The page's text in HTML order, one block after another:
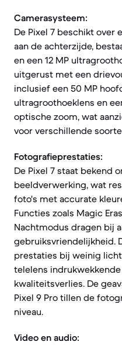
Camerasysteem:
De Pixel 7 beschikt over
aan de achterzijde,
en een 12 MP
uitgerust met een
inclusief een 50 MP
ultragroothoeklens en
optische zoom, wat
voor verschillende
Fotografieprestaties:
De Pixel 7 staat bekend
beeldverwerking, wat
foto's met accurate
Functies zoals Magic
Nachtmodus dragen bij
gebruiksvriendelijkheid.
prestaties bij weinig
telelens
kwaliteitsverlies. De
Pixel 9 Pro tillen de
niveau.
Video en audio: